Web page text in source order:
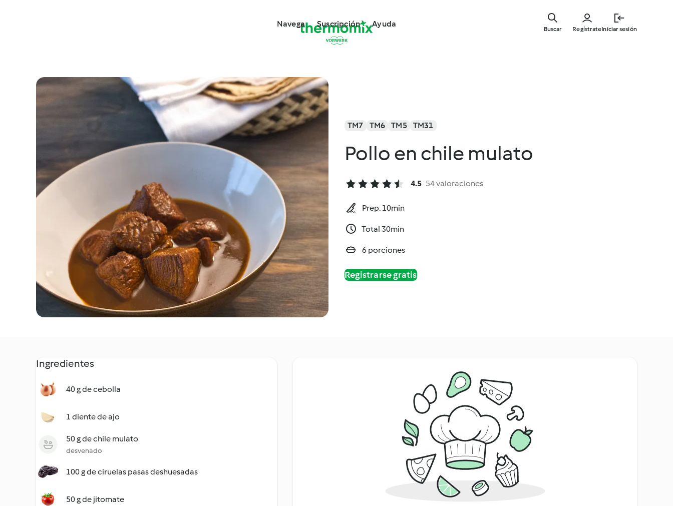
Navega Suscripción Ayuda
RegístrateIniciar sesión
Buscar
TM7 TM6 TM5 TM31
Pollo en chile mulato
4.5 54 valoraciones
Prep. 10min
Total 30min
6 porciones
Registrarse gratis
Ingredientes
40 g de cebolla
1 diente de ajo
50 g de chile mulato
desvenado
100 g de ciruelas pasas deshuesadas
50 g de jitomate